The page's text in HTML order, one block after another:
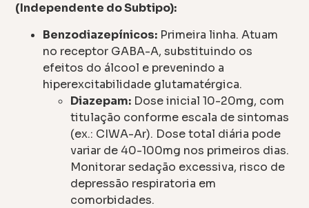
(Independente do Subtipo):
Benzodiazepínicos: Primeira linha. Atuam
no receptor GABA-A, substituindo os
efeitos do álcool e prevenindo a
hiperexcitabilidade glutamatérgica.
Diazepam: Dose inicial 10-20mg, com
titulação conforme escala de sintomas
(ex.: CIWA-Ar). Dose total diária pode
variar de 40-100mg nos primeiros dias.
Monitorar sedação excessiva, risco de
depressão respiratoria em
comorbidades.